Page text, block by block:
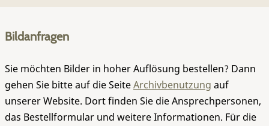
Bildanfragen
Sie möchten Bilder in hoher Auflösung bestellen? Dann
gehen Sie bitte auf die SeiteArchivbenutzung auf
unserer Website. Dort finden Sie die Ansprechpersonen,
das Bestellformular und weitere Informationen. Für die